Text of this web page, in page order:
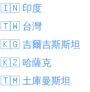
🇮🇳 印度
🇹🇼 台灣
🇰🇬 吉爾吉斯斯坦
🇰🇿 哈薩克
🇹🇲 土庫曼斯坦